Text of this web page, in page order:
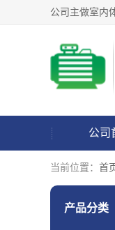
公司
当前位置： 首
产品分类